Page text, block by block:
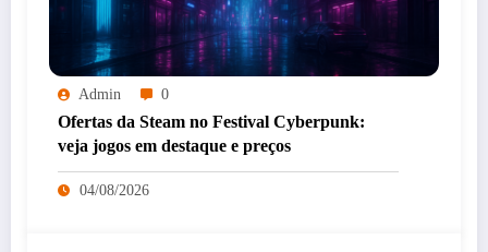
Admin 0
Ofertas da Steam no Festival Cyberpunk:
veja jogos em destaque e preços
04/08/2026